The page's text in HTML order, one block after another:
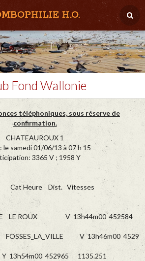
H.O.
(Inter)National
Fond Wallonie
téléphoniques, sous réserve de
confirmation.
CHATEAUROUX 1
le samedi 01/06/13 à 07 h 15
3365 V ; 1958 Y
Dist. Vitesses
FALISOLLE
LE ROUX V 13h44m00 452584
FOSSES_LA_VILLE V 13h46m00 4529
452965 1135.251